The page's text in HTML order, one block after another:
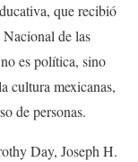
que recibió
de las
es política, sino
cultura mexicanas,
de personas.
Day, Joseph H.